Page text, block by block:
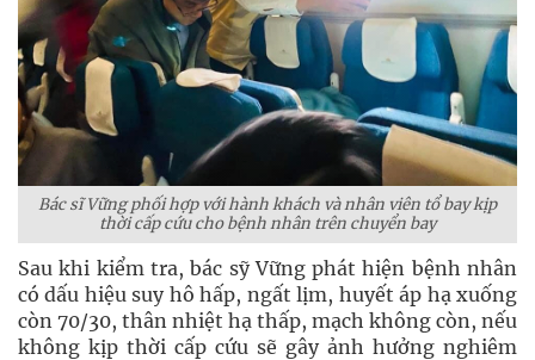
Bác sĩ Vững phối hợp với hành khách và nhân viên tổbay kịp
thời cấp cứu cho bệnh nhân trên chuyển bay
Sau khi kiểm tra, bác sỹ Vững phát hiện bệnh nhân
có dấu hiệu suy hô hấp, ngất lịm, huyết áp hạ xuống
còn 70/30, thân nhiệt hạ thấp, mạch không còn, nếu
không kịp thời cấp cứu sẽ gây ảnh hưởng nghiêm